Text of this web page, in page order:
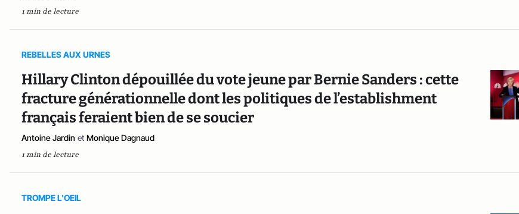
1 min de lecture
REBELLES AUX URNES
Hillary Clinton dépouillée du vote jeune par Bernie Sanders : cette
fracture générationnelle dont les politiques de l’establishment
français feraient bien de se soucier
Antoine Jardin et Monique Dagnaud
1 min de lecture
TROMPE L'OEIL